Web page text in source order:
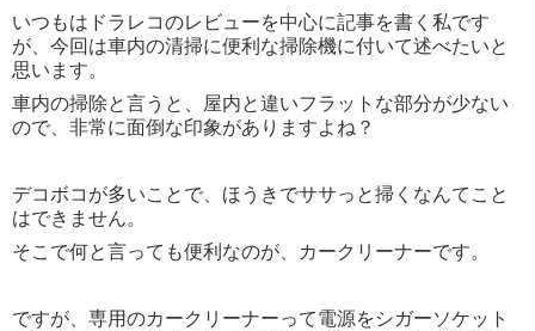
いつもはドラレコのレビューを中心に記事を書く私です
が、今回は車内の清掃に便利な掃除機に付いて述べたいと
思います。
車内の掃除と言うと、屋内と違いフラットな部分が少ない
ので、非常に面倒な印象がありますよね？
デコボコが多いことで、ほうきでササっと掃くなんてこと
はできません。
そこで何と言っても便利なのが、カークリーナーです。
ですが、専用のカークリーナーって電源をシガーソケット